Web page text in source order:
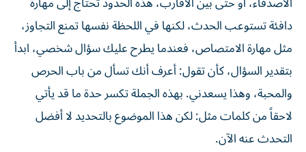
دافئة تستوعب الحدث، لكنها في اللحظة نفسها تمنع التجاوز،
مثل مهارة الامتصاص، فعندما يطرح عليك سؤال شخصي، ابدأ
بتقدير السؤال، كأن تقول: أعرف أنك تسأل من باب الحرص
والمحبة، وهذا يسعدني. بهذه الجملة تكسر حدة ما قد يأتي
لاحقاً من كلمات مثل: لكن هذا الموضوع بالتحديد لا أفضل
التحدث عنه الآن.